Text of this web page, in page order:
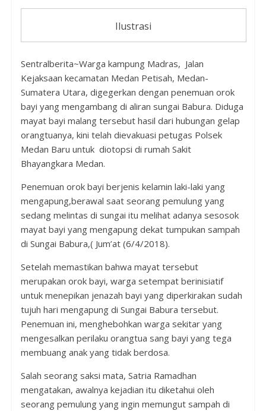
Ilustrasi
Sentralberita~Warga kampung Madras, Jalan
Kejaksaan kecamatan Medan Petisah, Medan-
Sumatera Utara, digegerkan dengan penemuan orok
bayi yang mengambang di aliran sungai Babura. Diduga
mayat bayi malang tersebut hasil dari hubungan gelap
orangtuanya, kini telah dievakuasi petugas Polsek
Medan Baru untuk diotopsi di rumah Sakit
Bhayangkara Medan.
Penemuan orok bayi berjenis kelamin laki-laki yang
mengapung,berawal saat seorang pemulung yang
sedang melintas di sungai itu melihat adanya sesosok
mayat bayi yang mengapung dekat tumpukan sampah
di Sungai Babura,( Jum’at (6/4/2018).
Setelah memastikan bahwa mayat tersebut
merupakan orok bayi, warga setempat berinisiatif
untuk menepikan jenazah bayi yang diperkirakan sudah
tujuh hari mengapung di Sungai Babura tersebut.
Penemuan ini, menghebohkan warga sekitar yang
mengesalkan perilaku orangtua sang bayi yang tega
membuang anak yang tidak berdosa.
Salah seorang saksi mata, Satria Ramadhan
mengatakan, awalnya kejadian itu diketahui oleh
seorang pemulung yang ingin memungut sampah di